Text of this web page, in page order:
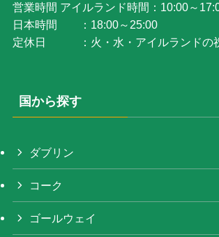
営業時間 アイルランド時間：10:00～
日本時間 ：18:00～25:00
定休日 ：火・水・アイルランドの
国から探す
ダブリン
コーク
ゴールウェイ